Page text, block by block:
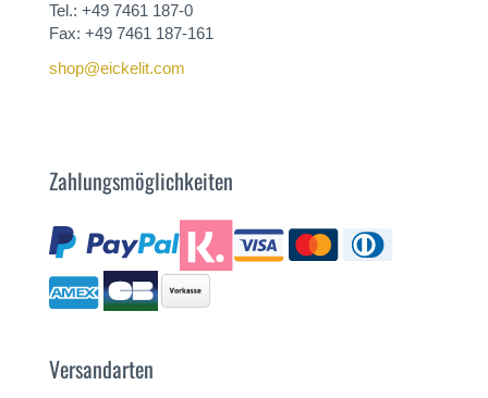
Tel.: +49 7461 187-0
Fax: +49 7461 187-161
shop@eickelit.com
Zahlungsmöglichkeiten
Versandarten